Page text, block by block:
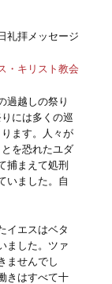
礼拝メッセージ
・キリスト教会
過越しの祭り
には多くの巡
ます。人々が
を恐れたユダ
捕まえて処刑
いました。自
イエスはベタ
ました。ツァ
ませんでし
きはすべて十